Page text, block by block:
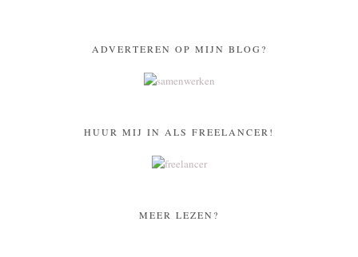
ADVERTEREN OP MIJN BLOG?
HUUR MIJ IN ALS FREELANCER!
MEER LEZEN?